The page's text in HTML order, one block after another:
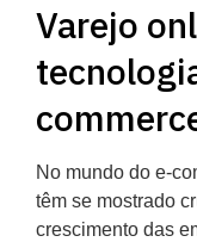
Varejo
No mundo do e-
têm se mostrado
crescimento das